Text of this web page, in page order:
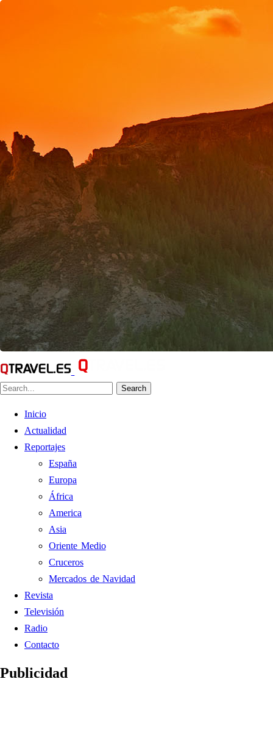
Search
Inicio
Actualidad
Reportajes
España
Europa
África
America
Asia
Oriente Medio
Cruceros
Mercados de Navidad
Revista
Televisión
Radio
Contacto
Publicidad